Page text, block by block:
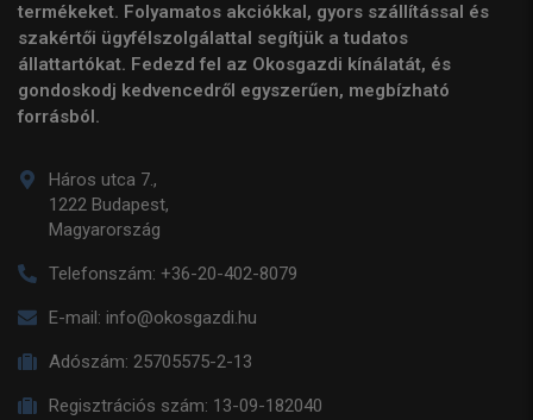
termékeket. Folyamatos akciókkal, gyors szállítással és
szakértői ügyfélszolgálattal segítjük a tudatos
állattartókat. Fedezd fel az Okosgazdi kínálatát, és
gondoskodj kedvencedről egyszerűen, megbízható
forrásból.
Háros utca 7.,
1222 Budapest,
Magyarország
Telefonszám: +36-20-402-8079
E-mail: info@okosgazdi.hu
Adószám: 25705575-2-13
Regisztrációs szám: 13-09-182040